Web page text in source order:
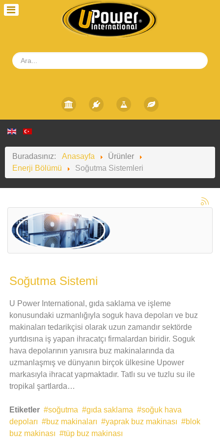
Buradasınız: Anasayfa
Ürünler
Enerji Bölümü
Soğutma Sistemleri
Soğutma Sistemi
U Power International, gıda saklama ve işleme
konusundaki uzmanlığıyla soguk hava depoları ve buz
makinaları tedarikçisi olarak uzun zamandır sektörde
yurtdısına iş yapan ihracatçı firmalardan biridir. Soguk
hava depolarının yanısıra buz makinalarında da
uzmanlaşmış ve dünyanın birçok ülkesine Upower
markasıyla ihracat yapmaktadır. Tatlı su ve tuzlu su ile
tropikal şartlarda…
Etiketler soğutma gıda saklama
soğuk hava
depoları
buz makinaları yaprak buz makinası
blok
buz makinası
tüp buz makinası